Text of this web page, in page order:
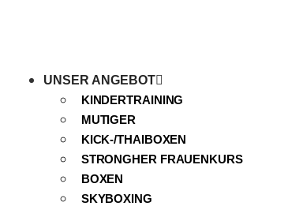
UNSER ANGEBOT
KINDERTRAINING
MUTIGER
KICK-/THAIBOXEN
STRONGHER FRAUENKURS
BOXEN
SKYBOXING